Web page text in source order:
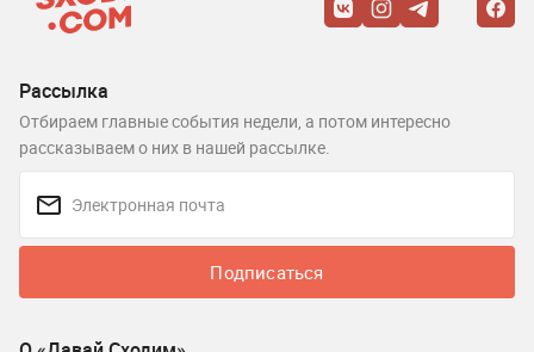
Рассылка
Отбираем главные события недели, а потом интересно
рассказываем о них в нашей рассылке.
Подписаться